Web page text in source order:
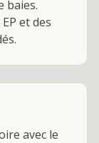
baies.
et des
avec le